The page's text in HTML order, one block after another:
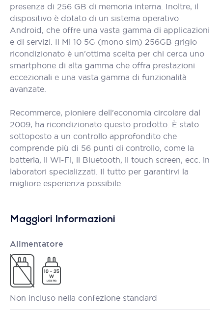
presenza di 256 GB di memoria interna. Inoltre, il
dispositivo è dotato di un sistema operativo
Android, che offre una vasta gamma di applicazioni
e di servizi. Il Mi 10 5G (mono sim) 256GB grigio
ricondizionato è un'ottima scelta per chi cerca uno
smartphone di alta gamma che offra prestazioni
eccezionali e una vasta gamma di funzionalità
avanzate.
Recommerce, pioniere dell'economia circolare dal
2009, ha ricondizionato questo prodotto. È stato
sottoposto a un controllo approfondito che
comprende più di 56 punti di controllo, come la
batteria, il Wi-Fi, il Bluetooth, il touch screen, ecc. in
laboratori specializzati. Il tutto per garantirvi la
migliore esperienza possibile.
Maggiori Informazioni
Alimentatore
Non incluso nella confezione standard